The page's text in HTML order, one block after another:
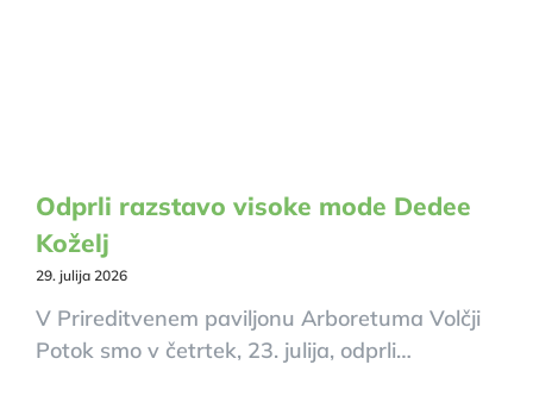
Odprli razstavo visoke mode Dedee
Koželj
29. julija 2026
V Prireditvenem paviljonu Arboretuma Volčji
Potok smo v četrtek, 23. julija, odprli…